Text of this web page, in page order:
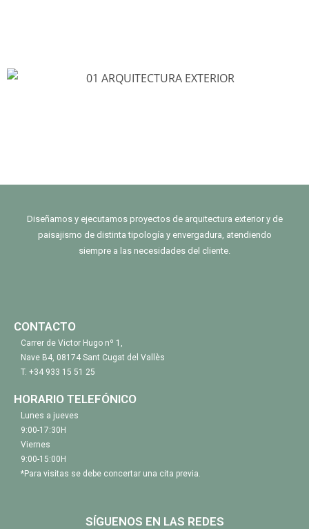
Diseñamos y ejecutamos proyectos de arquitectura exterior y de
paisajismo de distinta tipología y envergadura, atendiendo
siempre a las necesidades del cliente.
CONTACTO
Carrer de Victor Hugo nº 1,
Nave B4, 08174 Sant Cugat del Vallès
T. +34 933 15 51 25
HORARIO TELEFÓNICO
Lunes a jueves
9:00-17:30H
Viernes
9:00-15:00H
*Para visitas se debe concertar una cita previa.
SÍGUENOS EN LAS REDES